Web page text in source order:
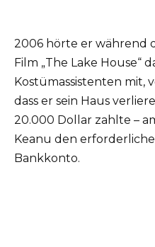
2006 hörte er während
Film „The Lake House“
Kostümassistenten mit,
dass er sein Haus
20.000 Dollar zahlte –
Keanu den
Bankkonto.